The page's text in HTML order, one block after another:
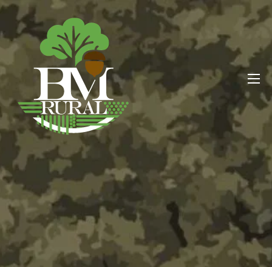
BM RURAL